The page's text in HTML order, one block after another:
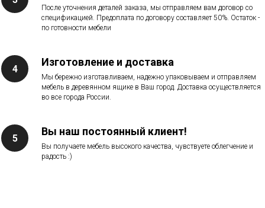
После уточнения деталей заказа, мы отправляем вам договор со
спецификацией. Предоплата по договору составляет 50%. Остаток -
по готовности мебели
Изготовление и доставка
Мы бережно изготавливаем, надежно упаковываем и отправляем
мебель в деревянном ящике в Ваш город. Доставка осуществляется
во все города России.
Вы наш постоянный клиент!
Вы получаете мебель высокого качества, чувствуете облегчение и
радость :)